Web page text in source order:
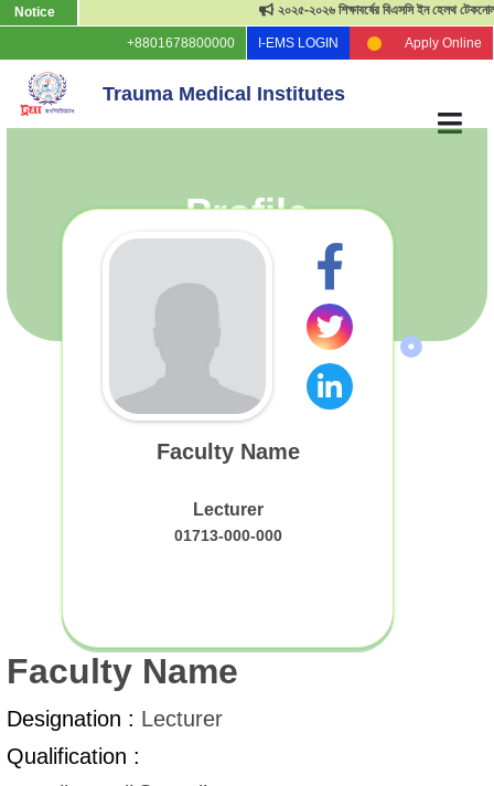
Notice ২০২৫-২০২৬ শিক্ষাবর্ষের বিএসসি ইন হেলথ টেকনোলজি
+8801678800000 I-EMS LOGIN Apply Online
Trauma Medical Institutes
Profile
Faculty Name
Lecturer
01713-000-000
Faculty Name
Designation : Lecturer
Qualification :